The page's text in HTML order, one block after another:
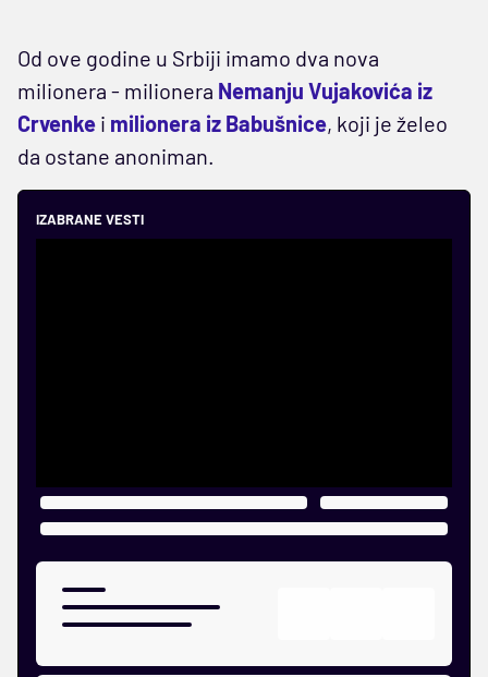
Od ove godine u Srbiji imamo dva nova
milionera - milionera Nemanju Vujakovića iz
Crvenke i milionera iz Babušnice, koji je želeo
da ostane anoniman.
IZABRANE VESTI